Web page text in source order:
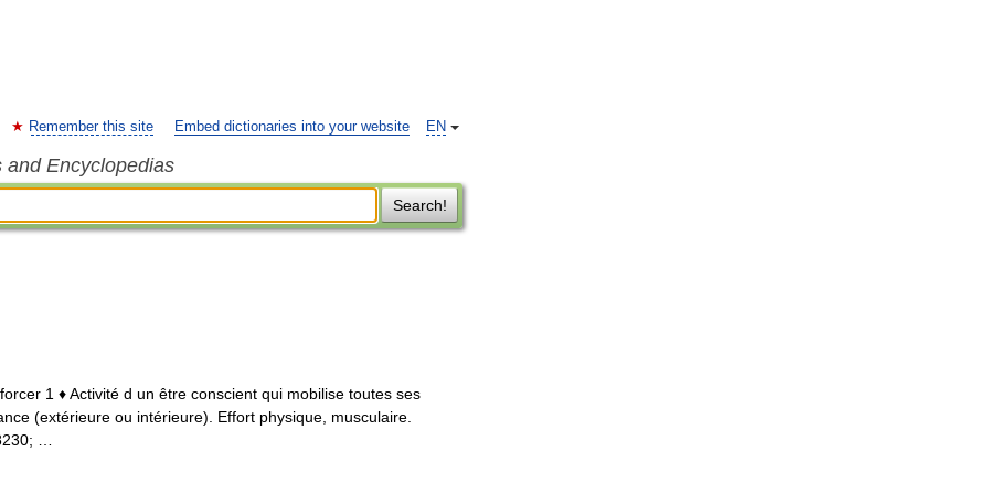
EN
Remember this site Embed dictionaries into your website
and Encyclopedias
Search!
1 ♦ Activité d un être conscient qui mobilise toutes ses
(extérieure ou intérieure). Effort physique, musculaire.
…